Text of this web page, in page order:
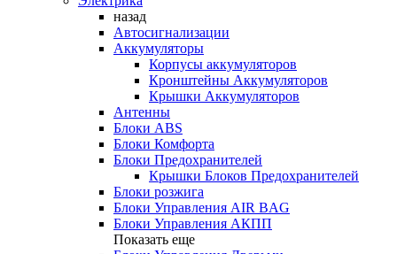
назад
Автосигнализации
Аккумуляторы
Корпусы аккумуляторов
Кронштейны Аккумуляторов
Крышки Аккумуляторов
Антенны
Блоки ABS
Блоки Комфорта
Блоки Предохранителей
Крышки Блоков Предохранителей
Блоки розжига
Блоки Управления AIR BAG
Блоки Управления АКПП
Показать еще